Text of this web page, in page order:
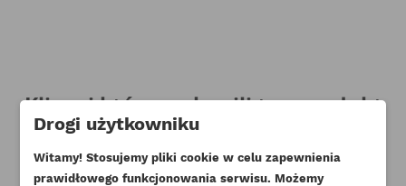
Klienci którzy zakupili ten produkt
kupili również:
Drogi użytkowniku
Witamy! Stosujemy pliki cookie w celu zapewnienia
prawidłowego funkcjonowania serwisu. Możemy